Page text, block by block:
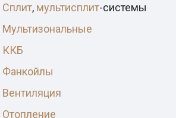
Сплит, мультисплит-системы
Мультизональные
ККБ
Фанкойлы
Вентиляция
Отопление